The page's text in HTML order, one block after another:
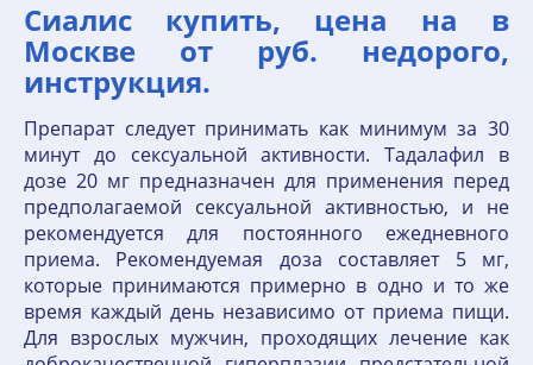
Сиалис купить, цена на в
Москве от руб. недорого,
инструкция.
Препарат следует принимать как минимум за 30
минут до сексуальной активности. Тадалафил в
дозе 20 мг предназначен для применения перед
предполагаемой сексуальной активностью, и не
рекомендуется для постоянного ежедневного
приема. Рекомендуемая доза составляет 5 мг,
которые принимаются примерно в одно и то же
время каждый день независимо от приема пищи.
Для взрослых мужчин, проходящих лечение как